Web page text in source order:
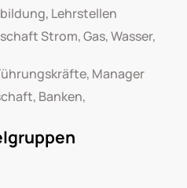
Lehrstellen
Strom, Gas, Wasser,
Manager
Banken,